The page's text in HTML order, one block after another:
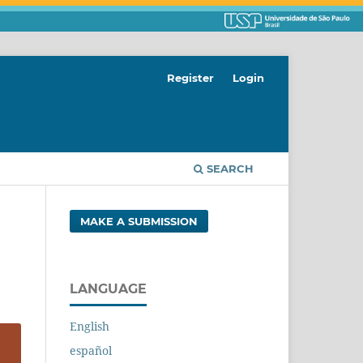
SEARCH
Register Login
MAKE A SUBMISSION
LANGUAGE
English
español